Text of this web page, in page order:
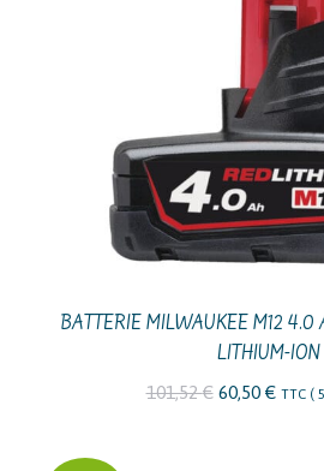
BATTERIE MILWAUKEE M12 4.0
LITHIUM-ION
101,52€ Le
60,50 €Le
TTC (